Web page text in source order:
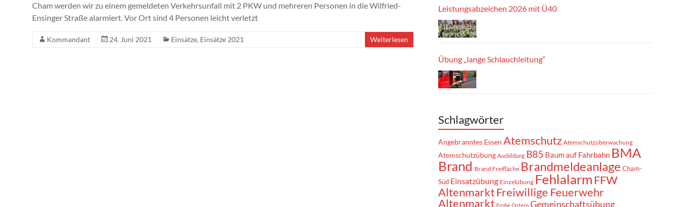
Cham werden wir zu einem gemeldeten Verkehrsunfall mit 2 PKW und mehreren Personen in die Wilfried-
Ensinger Straße alarmiert. Vor Ort sind 4 Personen leicht verletzt
Kommandant 24. Juni 2021 Einsätze, Einsätze 2021 Weiterlesen
Leistungsabzeichen 2026 mit Ü40
Übung „lange Schlauchleitung“
Schlagwörter
Angebranntes Essen Atemschutz Atemschutzüberwachung
Atemschutzübung Ausbildung B85 Baum auf Fahrbahn BMA
Brand Brand Freifläche Brandmeldeanlage Cham-
Süd Einsatzübung Einzelübung Fehlalarm FFW
AltenmarktFreiwillige Feuerwehr
Altenmarkt Frohe Ostern Gemeinschaftsübung